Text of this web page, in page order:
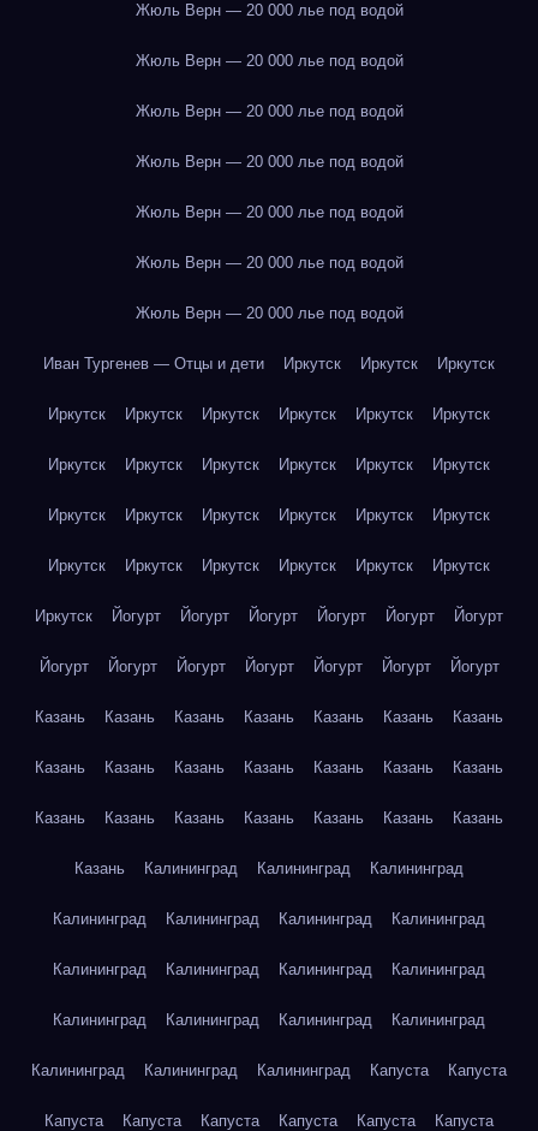
Жюль Верн — 20 000 лье под водой
Жюль Верн — 20 000 лье под водой
Жюль Верн — 20 000 лье под водой
Жюль Верн — 20 000 лье под водой
Жюль Верн — 20 000 лье под водой
Жюль Верн — 20 000 лье под водой
Жюль Верн — 20 000 лье под водой
Иван Тургенев — Отцы и дети Иркутск Иркутск Иркутск
Иркутск Иркутск Иркутск Иркутск Иркутск Иркутск
Иркутск Иркутск Иркутск Иркутск Иркутск Иркутск
Иркутск Иркутск Иркутск Иркутск Иркутск Иркутск
Иркутск Иркутск Иркутск Иркутск Иркутск Иркутск
Иркутск Йогурт Йогурт Йогурт Йогурт Йогурт Йогурт
Йогурт Йогурт Йогурт Йогурт Йогурт Йогурт Йогурт
Казань Казань Казань Казань Казань Казань Казань
Казань Казань Казань Казань Казань Казань Казань
Казань Казань Казань Казань Казань Казань Казань
Казань Калининград Калининград Калининград
Калининград Калининград Калининград Калининград
Калининград Калининград Калининград Калининград
Калининград Калининград Калининград Калининград
Калининград Калининград Калининград Капуста Капуста
Капуста Капуста Капуста Капуста Капуста Капуста